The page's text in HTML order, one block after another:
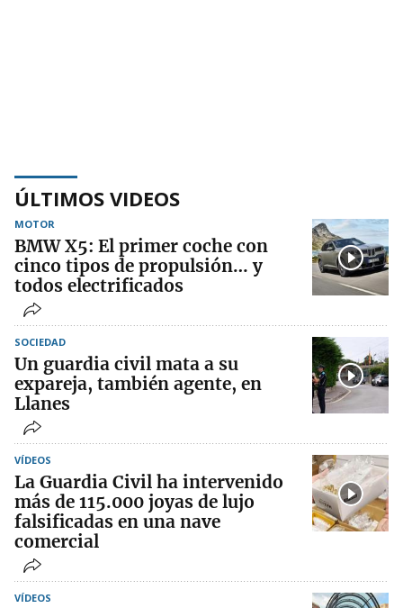
ÚLTIMOS VIDEOS
MOTOR
BMW X5: El primer coche con
cinco tipos de propulsión… y
todos electrificados
SOCIEDAD
Un guardia civil mata a su
expareja, también agente, en
Llanes
VÍDEOS
La Guardia Civil ha intervenido
más de 115.000 joyas de lujo
falsificadas en una nave
comercial
VÍDEOS